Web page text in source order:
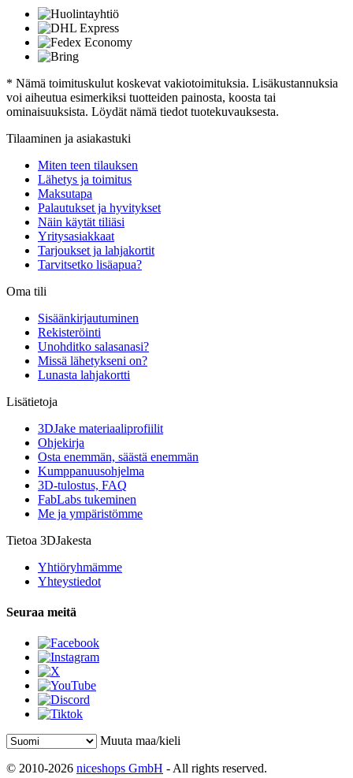
* Nämä toimituskulut koskevat vakiotoimituksia. Lisäkustannuksia
voi aiheutua esimerkiksi tuotteiden painosta, koosta tai
ominaisuuksista. Löydät nämä tiedot tuotekuvauksesta.
Tilaaminen ja asiakastuki
Miten teen tilauksen
Lähetys ja toimitus
Maksutapa
Palautukset ja hyvitykset
Näin käytät tiliäsi
Yritysasiakkaat
Tarjoukset ja lahjakortit
Tarvitsetko lisäapua?
Oma tili
Sisäänkirjautuminen
Rekisteröinti
Unohditko salasanasi?
Missä lähetykseni on?
Lunasta lahjakortti
Lisätietoja
3DJake materiaaliprofiilit
Ohjekirja
Osta enemmän, säästä enemmän
Kumppanuusohjelma
3D-tulostus, FAQ
FabLabs tukeminen
Me ja ympäristömme
Tietoa 3DJakesta
Yhtiöryhmämme
Yhteystiedot
Seuraa meitä
Muuta maa/kieli
© 2010-2026 niceshops GmbH - All rights reserved.